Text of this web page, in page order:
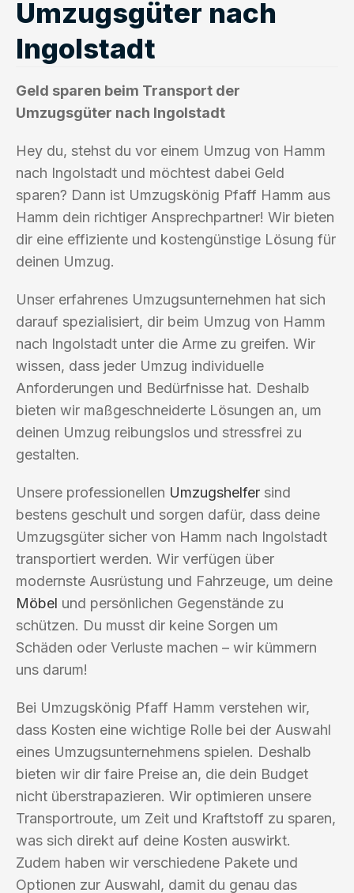
Umzugsgüter nach
Ingolstadt
Geld sparen beim Transport der
Umzugsgüter nach Ingolstadt
Hey du, stehst du vor einem Umzug von Hamm
nach Ingolstadt und möchtest dabei Geld
sparen? Dann ist Umzugskönig Pfaff Hamm aus
Hamm dein richtiger Ansprechpartner! Wir bieten
dir eine effiziente und kostengünstige Lösung für
deinen Umzug.
Unser erfahrenes Umzugsunternehmen hat sich
darauf spezialisiert, dir beim Umzug von Hamm
nach Ingolstadt unter die Arme zu greifen. Wir
wissen, dass jeder Umzug individuelle
Anforderungen und Bedürfnisse hat. Deshalb
bieten wir maßgeschneiderte Lösungen an, um
deinen Umzug reibungslos und stressfrei zu
gestalten.
Unsere professionellen Umzugshelfer sind
bestens geschult und sorgen dafür, dass deine
Umzugsgüter sicher von Hamm nach Ingolstadt
transportiert werden. Wir verfügen über
modernste Ausrüstung und Fahrzeuge, um deine
Möbel und persönlichen Gegenstände zu
schützen. Du musst dir keine Sorgen um
Schäden oder Verluste machen – wir kümmern
uns darum!
Bei Umzugskönig Pfaff Hamm verstehen wir,
dass Kosten eine wichtige Rolle bei der Auswahl
eines Umzugsunternehmens spielen. Deshalb
bieten wir dir faire Preise an, die dein Budget
nicht überstrapazieren. Wir optimieren unsere
Transportroute, um Zeit und Kraftstoff zu sparen,
was sich direkt auf deine Kosten auswirkt.
Zudem haben wir verschiedene Pakete und
Optionen zur Auswahl, damit du genau das